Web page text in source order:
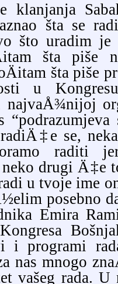
klanjanja
šta se
što uradim
šta piše
šta piše
u
najvaÅ¾nijoj
se,
raditi jer
neko drugi Ä‡e
u tvoje ime
posebno
Emira
i programi
nas mnogo
vašeg rada.